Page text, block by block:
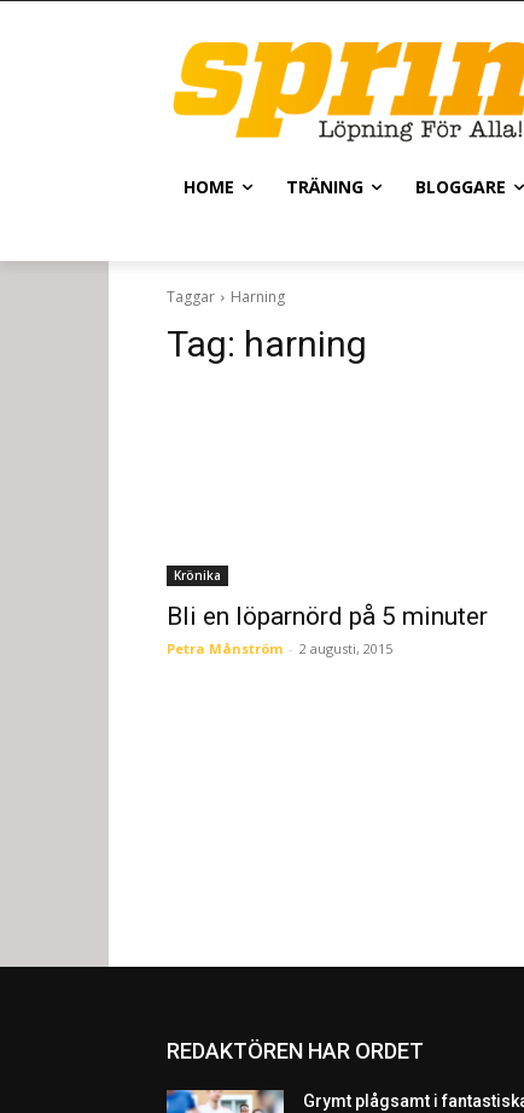
HOME TRÄNING BLOGGARE
Taggar Harning
Tag: harning
Krönika
Bli en löparnörd på 5 minuter
Petra Månström - 2 augusti, 2015
REDAKTÖREN HAR ORDET
Grymt plågsamt i